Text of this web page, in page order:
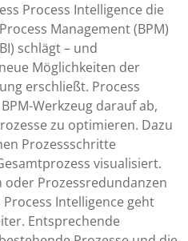
Process Intelligence die
Management (BPM)
schlägt – und
Möglichkeiten der
erschließt. Process
Werkzeug darauf ab,
zu optimieren. Dazu
Prozessschritte
visualisiert.
oder Prozessredundanzen
Intelligence geht
Entsprechende